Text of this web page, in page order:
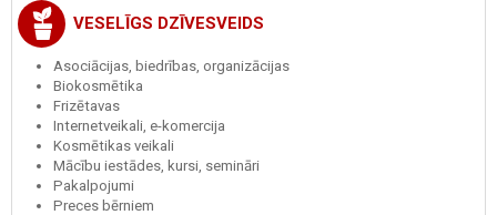
VESELĪGS DZĪVESVEIDS
Asociācijas, biedrības, organizācijas
Biokosmētika
Frizētavas
Internetveikali, e-komercija
Kosmētikas veikali
Mācību iestādes, kursi, semināri
Pakalpojumi
Preces bērniem